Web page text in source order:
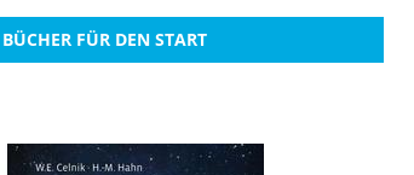
FÜR DEN START